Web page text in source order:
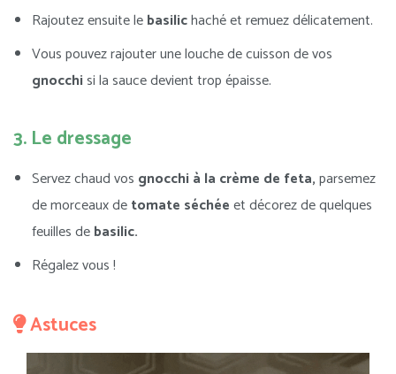
Rajoutez ensuite lebasilichaché et remuez délicatement.
Vous pouvez rajouter une louche de cuisson de vos
gnocchisi la sauce devient trop épaisse.
3. Le dressage
Servez chaud vos gnocchià la crème de feta,parsemez
de morceaux detomate séchéeet décorez de quelques
feuilles debasilic.
Régalez vous !
Astuces